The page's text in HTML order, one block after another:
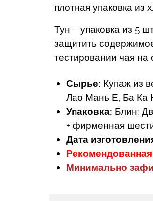
плотная упаковка из
Тун – упаковка из 5
защитить
тестировании чая
Сырье: Купаж из
Лао Мань Е, Ба Ка
Упаковка: Блин:
+ фирменная
Дата
Минимально